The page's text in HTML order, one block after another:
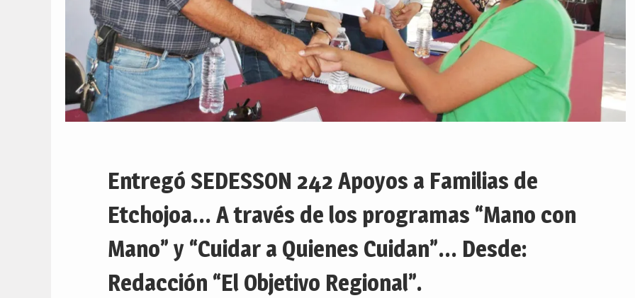
Entregó SEDESSON 242 Apoyos a Familias de
Etchojoa… A través de los programas “Mano con
Mano” y “Cuidar a Quienes Cuidan”… Desde:
Redacción “El Objetivo Regional”.